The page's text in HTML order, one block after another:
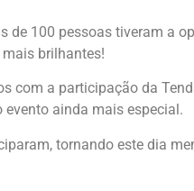
de 100 pessoas tiveram a
brilhantes!
com a participação da
ainda mais especial.
tornando este dia